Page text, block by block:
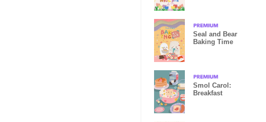
Seal and Bear
Baking Time
Smol Carol:
Breakfast